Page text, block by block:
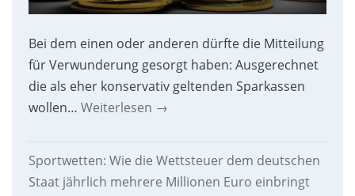
Bei dem einen oder anderen dürfte die Mitteilung
für Verwunderung gesorgt haben: Ausgerechnet
die als eher konservativ geltenden Sparkassen
wollen… Weiterlesen →
Sportwetten: Wie die Wettsteuer dem deutschen
Staat jährlich mehrere Millionen Euro einbringt